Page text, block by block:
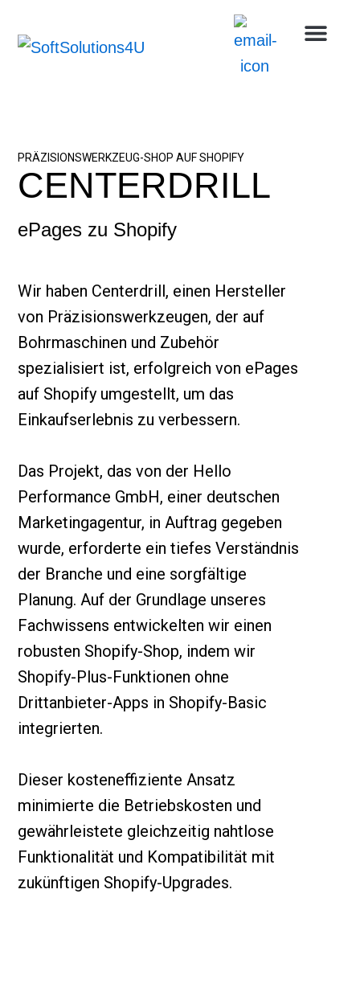
PRÄZISIONSWERKZEUG-SHOP AUF SHOPIFY
CENTERDRILL
ePages zu Shopify
Wir haben Centerdrill, einen Hersteller
von Präzisionswerkzeugen, der auf
Bohrmaschinen und Zubehör
spezialisiert ist, erfolgreich von ePages
auf Shopify umgestellt, um das
Einkaufserlebnis zu verbessern.
Das Projekt, das von der Hello
Performance GmbH, einer deutschen
Marketingagentur, in Auftrag gegeben
wurde, erforderte ein tiefes Verständnis
der Branche und eine sorgfältige
Planung. Auf der Grundlage unseres
Fachwissens entwickelten wir einen
robusten Shopify-Shop, indem wir
Shopify-Plus-Funktionen ohne
Drittanbieter-Apps in Shopify-Basic
integrierten.
Dieser kosteneffiziente Ansatz
minimierte die Betriebskosten und
gewährleistete gleichzeitig nahtlose
Funktionalität und Kompatibilität mit
zukünftigen Shopify-Upgrades.